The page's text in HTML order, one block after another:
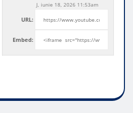
J, iunie 18, 2026 11:53am
URL:
Embed: